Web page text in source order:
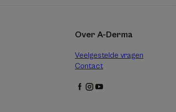
Over A-Derma
Veelgestelde vragen
Contact